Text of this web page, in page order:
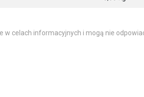
w celach informacyjnych i mogą nie